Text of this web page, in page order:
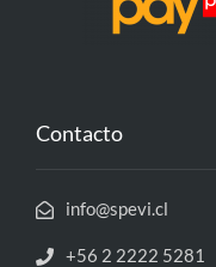
Contacto
info@spevi.cl
+56 2 2222 5281